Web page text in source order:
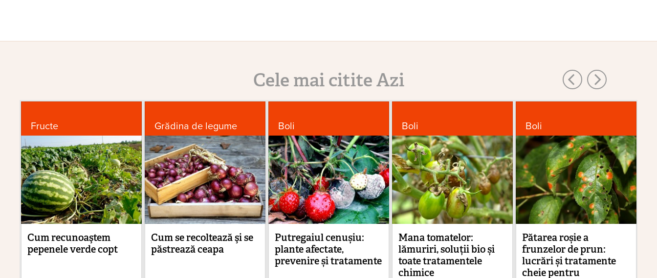
Cele mai citite Azi
Fructe
Cum recunoaştem
pepenele verde copt
Grădina de legume
Cum se recoltează şi se
păstrează ceapa
Boli
Putregaiul cenușiu:
plante afectate,
prevenire și tratamente
Boli
Mana tomatelor:
lămuriri, soluții bio și
toate tratamentele
chimice
Boli
Pătarea roșie a
frunzelor de prun:
lucrări și tratamente
cheie pentru